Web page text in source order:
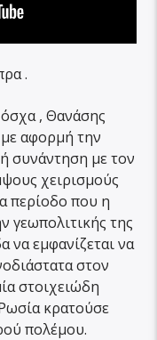
.
, Θανάσης
αφορμή την
συνάντηση με τον
χειρισμούς
περίοδο που η
γεωπολιτικής της
να εμφανίζεται να
στον
στοιχειώδη
κρατούσε
πολέμου.